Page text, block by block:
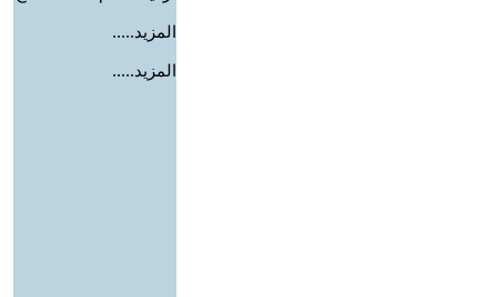
المزيد.....
المزيد.....